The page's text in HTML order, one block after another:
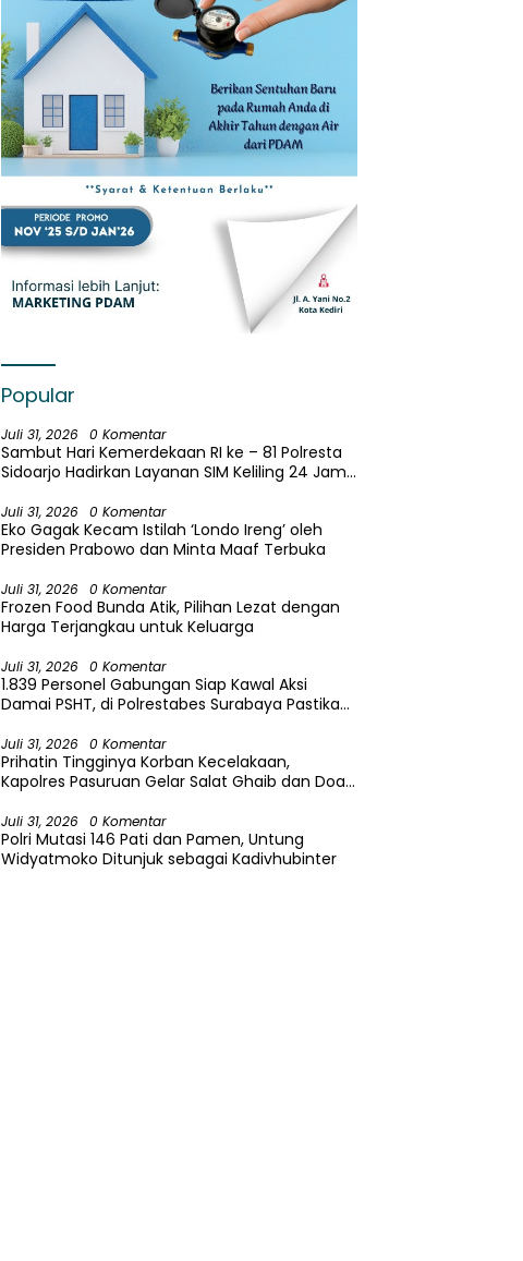
Popular
Juli 31, 2026 0 Komentar
Sambut Hari Kemerdekaan RI ke – 81 Polresta
Sidoarjo Hadirkan Layanan SIM Keliling 24 Jam
Juli 31, 2026 0 Komentar
Eko Gagak Kecam Istilah ‘Londo Ireng’ oleh
Presiden Prabowo dan Minta Maaf Terbuka
Juli 31, 2026 0 Komentar
Frozen Food Bunda Atik, Pilihan Lezat dengan
Harga Terjangkau untuk Keluarga
Juli 31, 2026 0 Komentar
1.839 Personel Gabungan Siap Kawal Aksi
Damai PSHT, di Polrestabes Surabaya Pastikan
Juli 31, 2026 0 Komentar
Prihatin Tingginya Korban Kecelakaan,
Kapolres Pasuruan Gelar Salat Ghaib dan Doa
Juli 31, 2026 0 Komentar
Polri Mutasi 146 Pati dan Pamen, Untung
Widyatmoko Ditunjuk sebagai Kadivhubinter